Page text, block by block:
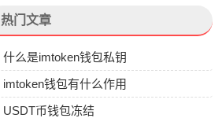
热门文章
什么是imtoken钱包私钥
imtoken钱包有什么作用
USDT币钱包冻结